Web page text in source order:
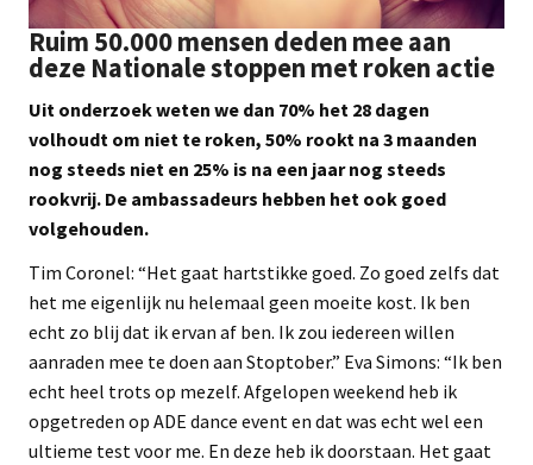
Ruim 50.000 mensen deden mee aan
deze Nationale stoppen met roken actie
Uit onderzoek weten we dan 70% het 28 dagen
volhoudt om niet te roken, 50% rookt na 3 maanden
nog steeds niet en 25% is na een jaar nog steeds
rookvrij. De ambassadeurs hebben het ook goed
volgehouden.
Tim Coronel: “Het gaat hartstikke goed. Zo goed zelfs dat
het me eigenlijk nu helemaal geen moeite kost. Ik ben
echt zo blij dat ik ervan af ben. Ik zou iedereen willen
aanraden mee te doen aan Stoptober.” Eva Simons: “Ik ben
echt heel trots op mezelf. Afgelopen weekend heb ik
opgetreden op ADE dance event en dat was echt wel een
ultieme test voor me. En deze heb ik doorstaan. Het gaat